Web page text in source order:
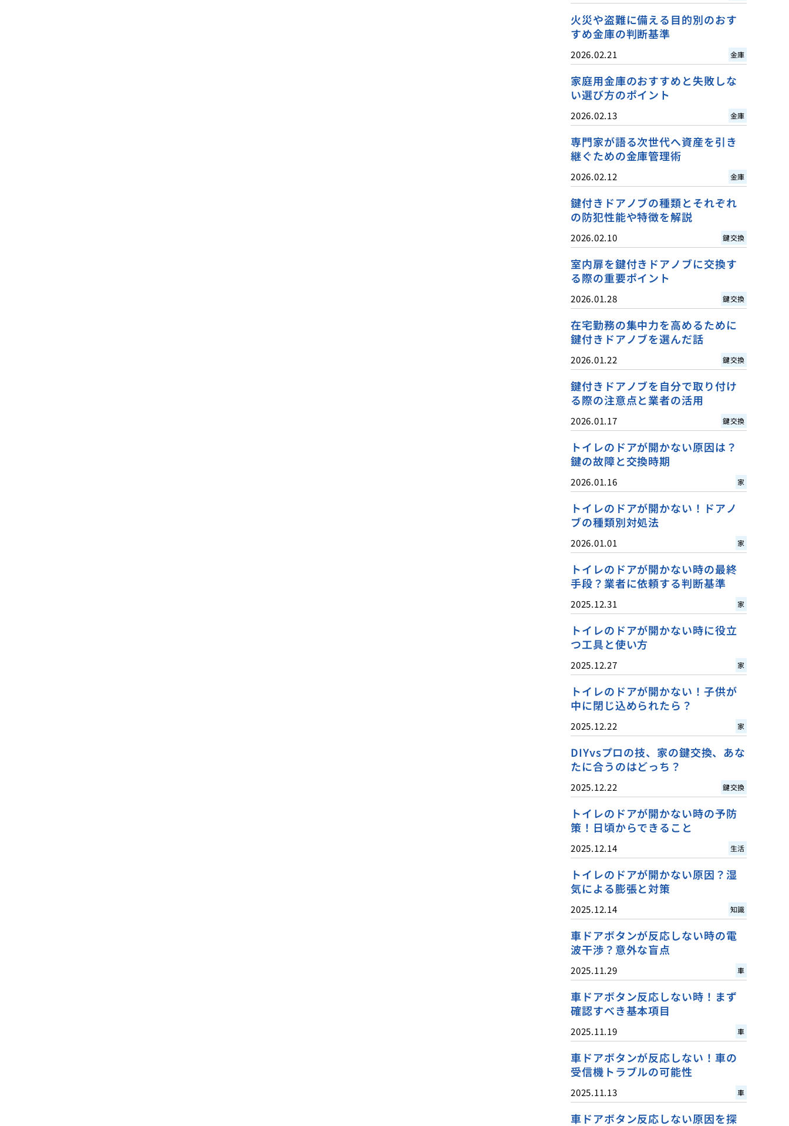
火災や盗難に備える目的別のおす
すめ金庫の判断基準
2026.02.21 金庫
家庭用金庫のおすすめと失敗しな
い選び方のポイント
2026.02.13 金庫
専門家が語る次世代へ資産を引き
継ぐための金庫管理術
2026.02.12 金庫
鍵付きドアノブの種類とそれぞれ
の防犯性能や特徴を解説
2026.02.10 鍵交換
室内扉を鍵付きドアノブに交換す
る際の重要ポイント
2026.01.28 鍵交換
在宅勤務の集中力を高めるために
鍵付きドアノブを選んだ話
2026.01.22 鍵交換
鍵付きドアノブを自分で取り付け
る際の注意点と業者の活用
2026.01.17 鍵交換
トイレのドアが開かない原因は？
鍵の故障と交換時期
2026.01.16 家
トイレのドアが開かない！ドアノ
ブの種類別対処法
2026.01.01 家
トイレのドアが開かない時の最終
手段？業者に依頼する判断基準
2025.12.31 家
トイレのドアが開かない時に役立
つ工具と使い方
2025.12.27 家
トイレのドアが開かない！子供が
中に閉じ込められたら？
2025.12.22 家
DIYvsプロの技、家の鍵交換、あな
たに合うのはどっち？
2025.12.22 鍵交換
トイレのドアが開かない時の予防
策！日頃からできること
2025.12.14 生活
トイレのドアが開かない原因？湿
気による膨張と対策
2025.12.14 知識
車ドアボタンが反応しない時の電
波干渉？意外な盲点
2025.11.29 車
車ドアボタン反応しない時！まず
確認すべき基本項目
2025.11.19 車
車ドアボタンが反応しない！車の
受信機トラブルの可能性
2025.11.13 車
車ドアボタン反応しない原因を探